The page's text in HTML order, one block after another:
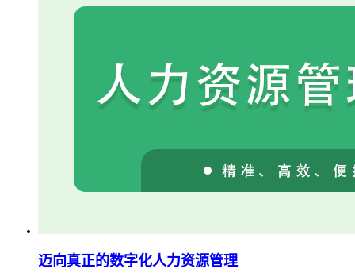
迈向真正的数字化人力资源管理